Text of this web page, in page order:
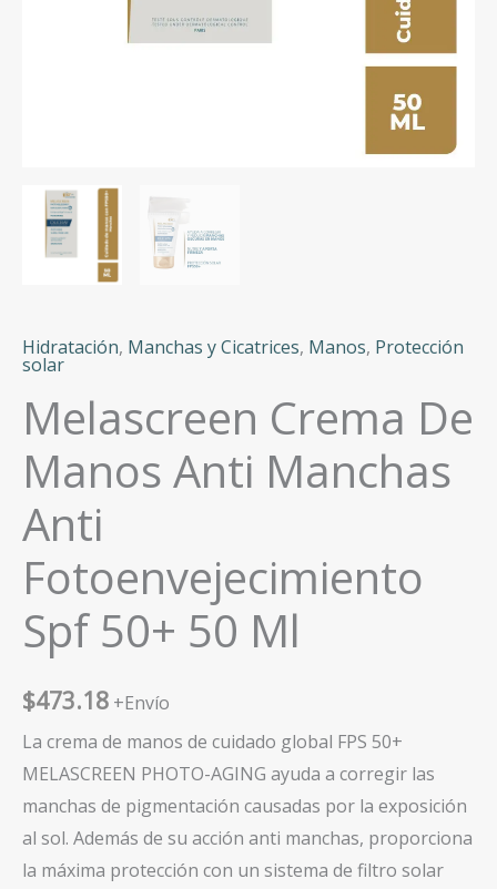
Hidratación, Manchas y Cicatrices, Manos, Protección
solar
Melascreen Crema De
Manos Anti Manchas
Anti
Fotoenvejecimiento
Spf 50+ 50 Ml
$473.18 +Envío
La crema de manos de cuidado global FPS 50+
MELASCREEN PHOTO-AGING ayuda a corregir las
manchas de pigmentación causadas por la exposición
al sol. Además de su acción anti manchas, proporciona
la máxima protección con un sistema de filtro solar